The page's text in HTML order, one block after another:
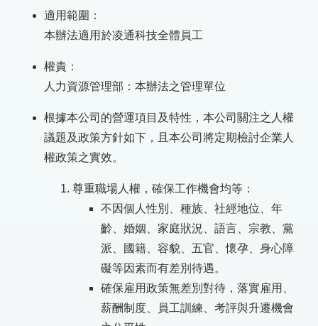
適用範圍：
本辦法適用於凌通科技全體員工
權責：
人力資源管理部：本辦法之管理單位
根據本公司的營運項目及特性，本公司關注之人權
議題及政策方針如下，且本公司將定期檢討企業人
權政策之實效。
尊重職場人權，確保工作機會均等：
不因個人性別、種族、社經地位、年
齡、婚姻、家庭狀況、語言、宗教、黨
派、國籍、容貌、五官、懷孕、身心障
礙等因素而有差別待遇。
確保雇用政策無差別對待，落實雇用、
薪酬制度、員工訓練、考評與升遷機會